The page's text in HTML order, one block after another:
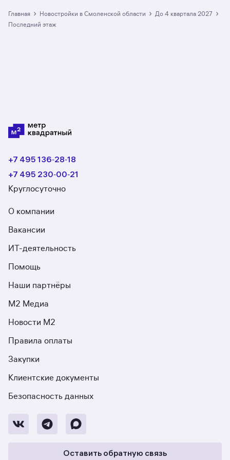
на последнем этаже в Смоленской области:
в разделе размещено 2 ЖК. Гарантия сделки:
Главная › Новостройки в Смоленской области › до 4 квартала 2027 ›
последний этаж
+7 495 136‑28‑18
+7 495 230‑00‑21
Круглосуточно
О компании
Вакансии
ИТ-деятельность
Помощь
Наши партнёры
М2 Медиа
Новости М2
Правила оплаты
Закупки
Клиентские документы
Безопасность данных
Оставить обратную связь